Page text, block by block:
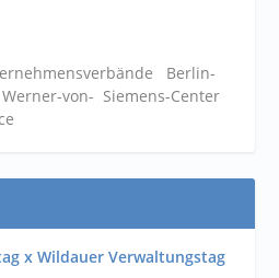
Berlin-
von- Siemens-Center
x Wildauer Verwaltungstag